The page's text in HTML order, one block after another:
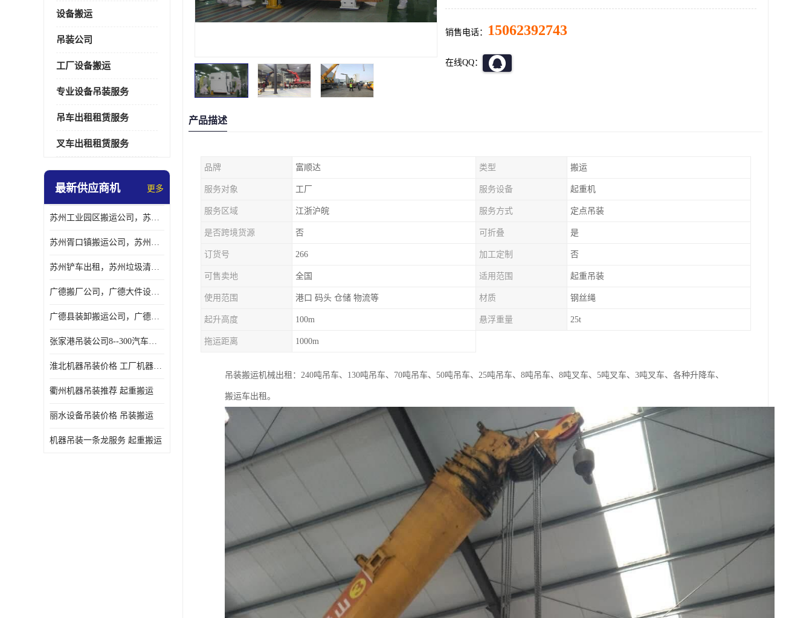
设备搬运
吊装公司
工厂设备搬运
专业设备吊装服务
吊车出租租赁服务
叉车出租租赁服务
最新供应商机 更多
苏州工业园区搬运公司，苏州工业园区搬厂公司
苏州胥口镇搬运公司，苏州胥口镇吊装搬厂公司
苏州铲车出租，苏州垃圾清理铲车租赁服务
广德搬厂公司，广德大件设备搬厂，广德搬运
广德县装卸搬运公司，广德县机器搬运公司
张家港吊装公司8--300汽车吊出租）
淮北机器吊装价格 工厂机器吊装
衢州机器吊装推荐 起重搬运
丽水设备吊装价格 吊装搬运
机器吊装一条龙服务 起重搬运
销售电话： 15062392743
在线QQ：
产品描述
品牌 富顺达 类型 搬运
服务对象 工厂 服务设备 起重机
服务区域 江浙沪皖 服务方式 定点吊装
是否跨境货源 否 可折叠 是
订货号 266 加工定制 否
可售卖地 全国 适用范围 起重吊装
使用范围 港口 码头 仓储 物流等 材质 钢丝绳
起升高度 100m 悬浮重量 25t
拖运距离 1000m
吊装搬运机械出租：240吨吊车、130吨吊车、70吨吊车、50吨吊车、25吨吊车、8吨吊车、8吨叉车、5吨叉车、3吨叉车、各种升降车、
搬运车出租。